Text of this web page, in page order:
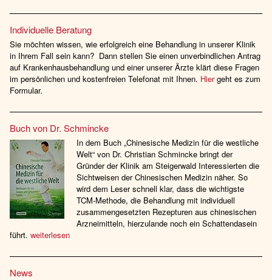
Individuelle Beratung
Sie möchten wissen, wie erfolgreich eine Behandlung in unserer Klinik
in Ihrem Fall sein kann? Dann stellen Sie einen unverbindlichen Antrag
auf Krankenhausbehandlung und einer unserer Ärzte klärt diese Fragen
im persönlichen und kostenfreien Telefonat mit Ihnen. Hiergeht es zum
Formular.
Buch von Dr. Schmincke
In dem Buch „Chinesische Medizin für die westliche
Welt“ von Dr. Christian Schmincke bringt der
Gründer der Klinik am Steigerwald Interessierten die
Sichtweisen der Chinesischen Medizin näher. So
wird dem Leser schnell klar, dass die wichtigste
TCM-Methode, die Behandlung mit individuell
zusammengesetzten Rezepturen aus chinesischen
Arzneimitteln, hierzulande noch ein Schattendasein
führt. weiterlesen
News